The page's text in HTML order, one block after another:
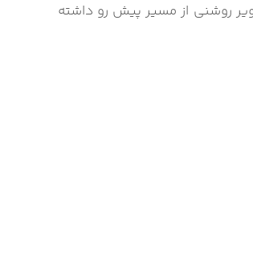
روشنی از مسیر پیش رو داشته